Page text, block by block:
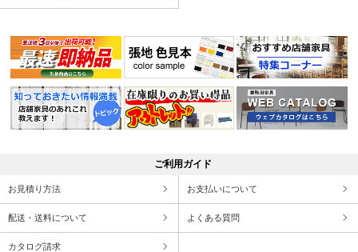
ご利用ガイド
お見積り方法 お支払いについて
配送・送料について よくある質問
カタログ請求